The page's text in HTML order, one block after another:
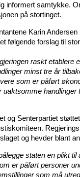
informert samtykke.
på stortinget.
Karin
følgende forslag til
raskt etablere
minst tre år
som er påført
uaktsomme handlinger
og Senterpartiet
og hevder blant
staten en plikt til
er påført personer
som må